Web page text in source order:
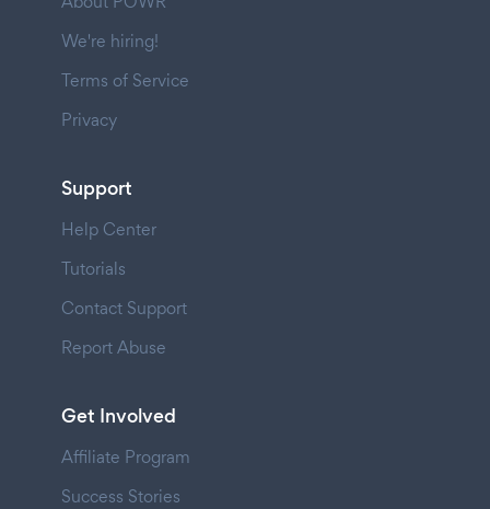
We're hiring!
Terms of Service
Privacy
Support
Help Center
Tutorials
Contact Support
Report Abuse
Get Involved
Affiliate Program
Success Stories